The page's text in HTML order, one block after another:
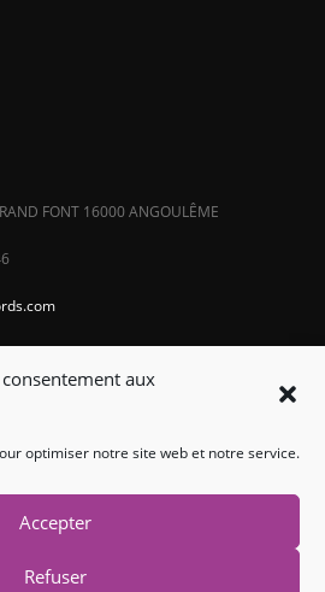
aux
optimiser notre site web et notre service.
Accepter
Refuser
FONT 16000 ANGOULÊME